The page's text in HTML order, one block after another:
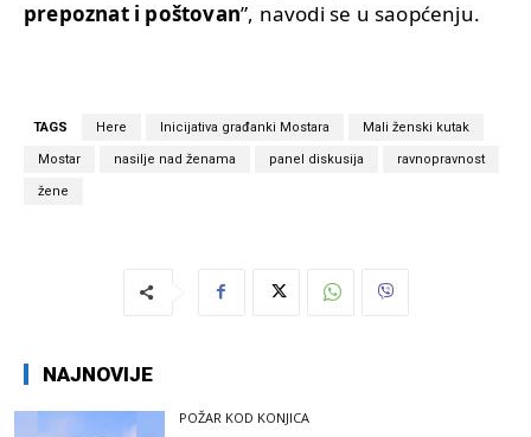
prepoznat i poštovan”, navodi se u saopćenju.
TAGS Here Inicijativa građanki Mostara Mali ženski kutak
Mostar nasilje nad ženama panel diskusija ravnopravnost
žene
NAJNOVIJE
POŽAR KOD KONJICA